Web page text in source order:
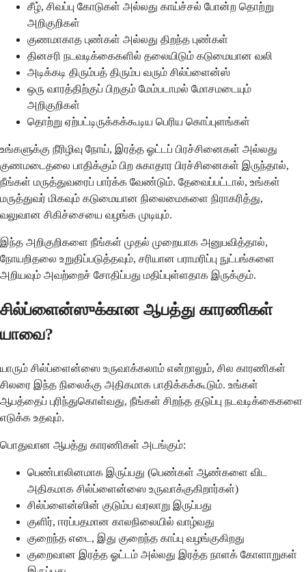
சீழ், சிவப்பு கோடுகள் அல்லது காய்ச்சல் போன்ற தொற்று
அறிகுறிகள்
குணமாகாத புண்கள் அல்லது திறந்த புண்கள்
தினசரி நடவடிக்கைகளில் தலையிடும் கடுமையான வலி
அடிக்கடி திரும்பத் திரும்ப வரும் சில்ப்ளைன்ஸ்
ஒரு வாரத்திற்குப் பிறகும் மேம்படாமல் மோசமடையும்
அறிகுறிகள்
தொற்று ஏற்பட்டிருக்கக்கூடிய பெரிய கொப்புளங்கள்
உங்களுக்கு நீரிழிவு நோய், இரத்த ஓட்டப் பிரச்சினைகள் அல்லது
குணமடைதலை பாதிக்கும் பிற சுகாதார பிரச்சினைகள் இருந்தால்,
நீங்கள் மருத்துவரைப் பார்க்க வேண்டும். தேவைப்பட்டால், உங்கள்
மருத்துவர் மிகவும் கடுமையான நிலைமைகளை நிராகரித்து,
வலுவான சிகிச்சையை வழங்க முடியும்.
இந்த அறிகுறிகளை நீங்கள் முதல் முறையாக அனுபவித்தால்,
நோயறிதலை உறுதிப்படுத்தவும், சரியான பராமரிப்பு நுட்பங்களை
அறியவும் அவற்றைச் சோதிப்பது மதிப்புள்ளதாக இருக்கும்.
சில்ப்ளைன்ஸுக்கான ஆபத்து காரணிகள்
யாவை?
யாரும் சில்ப்ளைன்ஸை உருவாக்கலாம் என்றாலும், சில காரணிகள்
சிலரை இந்த நிலைக்கு அதிகமாக பாதிக்கக்கூடும். உங்கள்
ஆபத்தைப் புரிந்துகொள்வது, நீங்கள் சிறந்த தடுப்பு நடவடிக்கைகளை
எடுக்க உதவும்.
பொதுவான ஆபத்து காரணிகள் அடங்கும்:
பெண்பாலினமாக இருப்பது (பெண்கள் ஆண்களை விட
அதிகமாக சில்ப்ளைன்ஸை உருவாக்குகிறார்கள்)
சில்ப்ளைன்ஸின் குடும்ப வரலாறு இருப்பது
குளிர், ஈரப்பதமான காலநிலையில் வாழ்வது
குறைந்த எடை, இது குறைந்த காப்பு வழங்குகிறது
குறைவான இரத்த ஓட்டம் அல்லது இரத்த நாளக் கோளாறுகள்